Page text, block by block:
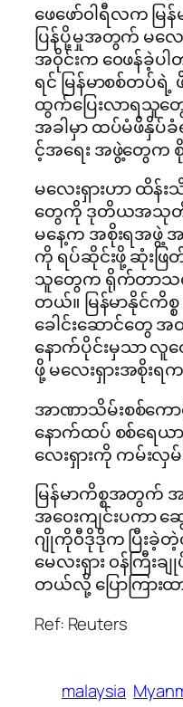
ဖေဖော်၀ါရီလက မြ
ပြန်ပို့မှုအတွက် မလေ
အ၀ိုင်းက ၀ေဖန်ခဲ့ပ
ရင် မြန်မာစစ်တပ်ရဲ့
ထွက်ပြေးလာရသူတွေ
အခါမှာ ထပ်မံဖိနှိ
င့်အရေး အဖွဲ့တွေက စို
မလေးရှားဟာ ထိန်း
တွေကို ဒုတိယအသုတ် ပ
မနေ့က အစိုးရအဖွဲ့
ကို ရပ်ဆိုင်းဖို့ ဆုံးဖ
သူတွေက ရိုက်တာသတင်
တယ်။ မြန်မာနိုင်ကိ
ခေါင်းဆောင်တွေ အ
နောက်ပိုင်းမှသာ လူတွ
ဖို့ မလေးရှားအစိုး
အာဏာသိမ်းစစ်ကေ
နောက်ထပ် စစ်ရေယ
လေးရှားကို ကမ်းလှမ်
မြန်မာကိစ္စအတွ
အ၀ေးကျင်းပကာ ဆွ
ဂျိုကို၀ီဒိုဒိုက ပြီးခဲ့
မေလးရှား ၀န်ကြီ
တယ်လို့ ပြောကြားထ
Ref: Reuters
malaysia